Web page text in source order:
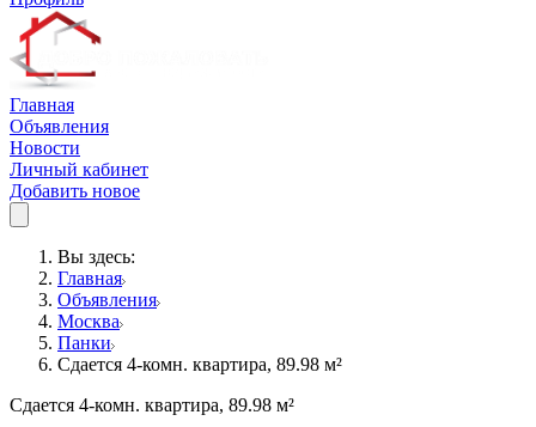
Главная
Объявления
Новости
Личный кабинет
Добавить новое
Вы здесь:
Главная
Объявления
Москва
Панки
Сдается 4-комн. квартира, 89.98 м²
Сдается 4-комн. квартира, 89.98 м²